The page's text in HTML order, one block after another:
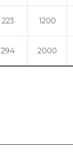
223 1200
294 2000